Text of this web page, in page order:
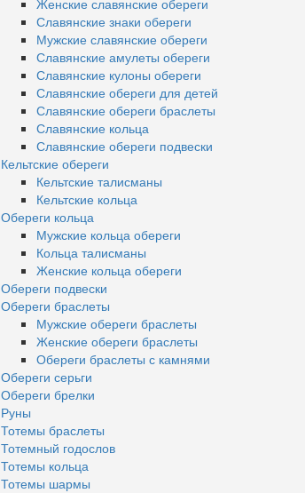
Женские славянские обереги
Славянские знаки обереги
Мужские славянские обереги
Славянские амулеты обереги
Славянские кулоны обереги
Славянские обереги для детей
Славянские обереги браслеты
Славянские кольца
Славянские обереги подвески
Кельтские обереги
Кельтские талисманы
Кельтские кольца
Обереги кольца
Мужские кольца обереги
Кольца талисманы
Женские кольца обереги
Обереги подвески
Обереги браслеты
Мужские обереги браслеты
Женские обереги браслеты
Обереги браслеты с камнями
Обереги серьги
Обереги брелки
Руны
Тотемы браслеты
Тотемный годослов
Тотемы кольца
Тотемы шармы